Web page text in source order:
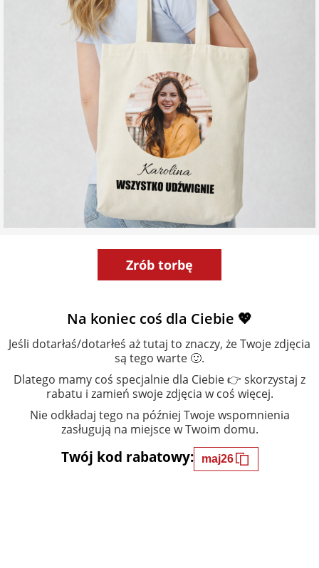
Zrób torbę
Na koniec coś dla Ciebie 💖
Jeśli dotarłaś/dotarłeś aż tutaj to znaczy, że Twoje zdjęcia
są tego warte 🙂.
Dlatego mamy coś specjalnie dla Ciebie 👉 skorzystaj z
rabatu i zamień swoje zdjęcia w coś więcej.
Nie odkładaj tego na później Twoje wspomnienia
zasługują na miejsce w Twoim domu.
Twój kod rabatowy: maj26